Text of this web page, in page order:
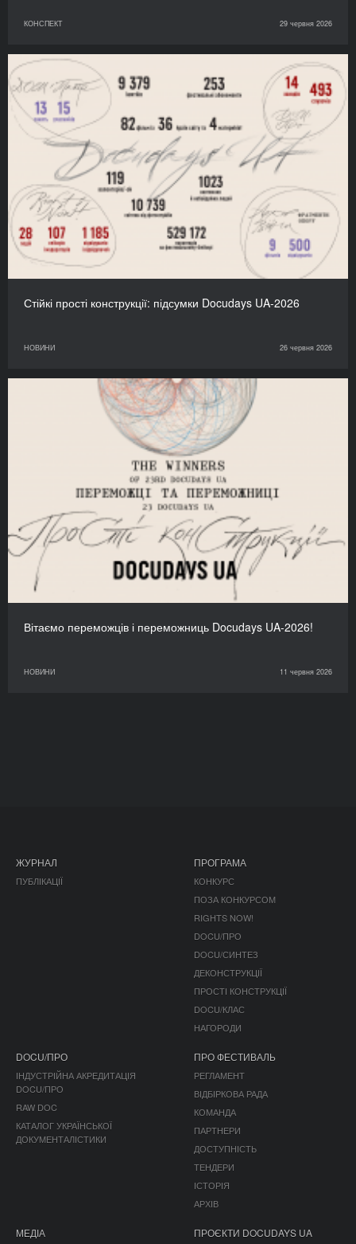
КОНСПЕКТ 29 червня 2026
Стійкі прості конструкції: підсумки Docudays UA-2026
НОВИНИ 26 червня 2026
Вітаємо переможців і переможниць Docudays UA-2026!
НОВИНИ 11 червня 2026
ЖУРНАЛ
ПУБЛІКАЦІЇ
ПРОГРАМА
КОНКУРС
ПОЗА КОНКУРСОМ
RIGHTS NOW!
DOCU/ПРО
DOCU/СИНТЕЗ
ДЕКОНСТРУКЦІЇ
ПРОСТІ КОНСТРУКЦІЇ
DOCU/КЛАС
НАГОРОДИ
DOCU/ПРО
ІНДУСТРІЙНА АКРЕДИТАЦІЯ
DOCU/ПРО
RAW DOC
КАТАЛОГ УКРАЇНСЬКОЇ
ДОКУМЕНТАЛІСТИКИ
ПРО ФЕСТИВАЛЬ
РЕГЛАМЕНТ
ВІДБІРКОВА РАДА
КОМАНДА
ПАРТНЕРИ
ДОСТУПНІСТЬ
ТЕНДЕРИ
ІСТОРІЯ
АРХІВ
МЕДІА ПРОЄКТИ DOCUDAYS UA